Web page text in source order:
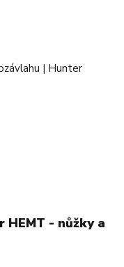
- nůžky a